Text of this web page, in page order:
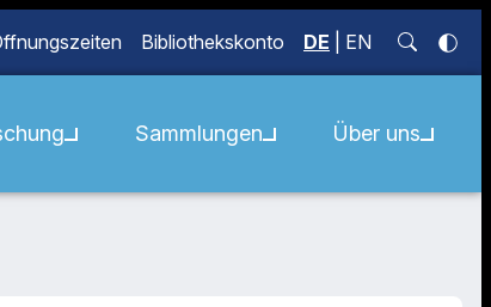
Bibliothekskonto DE EN
Sammlungen Über uns